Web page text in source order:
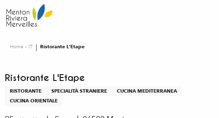
au
contenu
Home – IT Ristorante L'Etape
Ristorante L'Etape
RISTORANTE SPECIALITÀ STRANIERE
CUCINA MEDITERRANEA
CUCINA ORIENTALE